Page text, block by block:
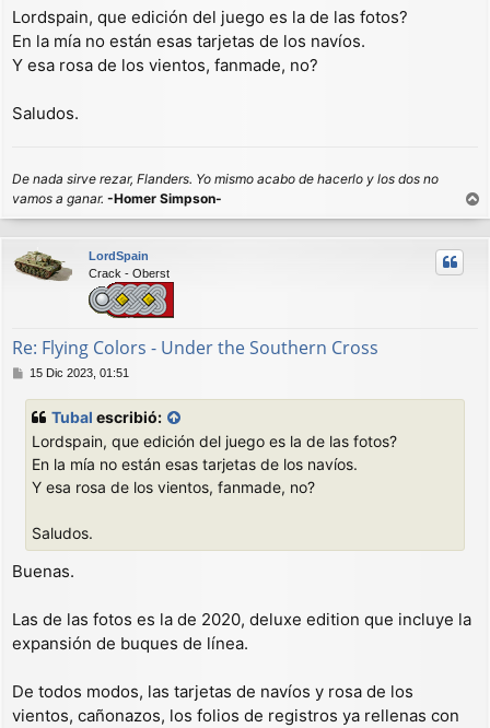
n
s
Lordspain, que edición del juego es la de las fotos?
En la mía no están esas tarjetas de los navíos.
Y esa rosa de los vientos, fanmade, no?
Saludos.
De nada sirve rezar, Flanders. Yo mismo acabo de hacerlo y los dos no
vamos a ganar. -Homer Simpson-
r
r
LordSpain
Crack - Oberst
Re: Flying Colors - Under the Southern Cross
M15 Dic 2023, 01:51
Tubal escribió:
Lordspain, que edición del juego es la de las fotos?
En la mía no están esas tarjetas de los navíos.
Y esa rosa de los vientos, fanmade, no?
Saludos.
Buenas.
Las de las fotos es la de 2020, deluxe edition que incluye la
expansión de buques de línea.
De todos modos, las tarjetas de navíos y rosa de los
vientos, cañonazos, los folios de registros ya rellenas con